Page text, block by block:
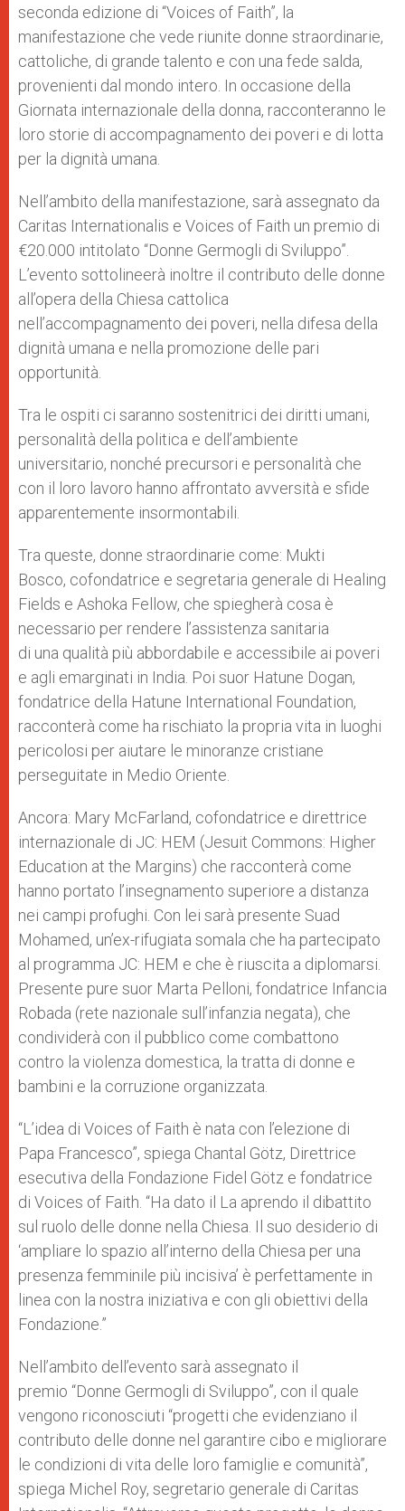
seconda edizione di “Voices of Faith”, la
manifestazione che vede riunite donne straordinarie,
cattoliche, di grande talento e con una fede salda,
provenienti dal mondo intero. In occasione della
Giornata internazionale della donna, racconteranno le
loro storie di accompagnamento dei poveri e di lotta
per la dignità umana.
Nell’ambito della manifestazione, sarà assegnato da
Caritas Internationalis e Voices of Faith un premio di
€20.000 intitolato “Donne Germogli di Sviluppo”.
L’evento sottolineerà inoltre il contributo delle donne
all’opera della Chiesa cattolica
nell’accompagnamento dei poveri, nella difesa della
dignità umana e nella promozione delle pari
opportunità.
Tra le ospiti ci saranno sostenitrici dei diritti umani,
personalità della politica e dell’ambiente
universitario, nonché precursori e personalità che
con il loro lavoro hanno affrontato avversità e sfide
apparentemente insormontabili.
Tra queste, donne straordinarie come: Mukti
Bosco, cofondatrice e segretaria generale di Healing
Fields e Ashoka Fellow, che spiegherà cosa è
necessario per rendere l’assistenza sanitaria
di una qualità più abbordabile e accessibile ai poveri
e agli emarginati in India. Poi suor Hatune Dogan,
fondatrice della Hatune International Foundation,
racconterà come ha rischiato la propria vita in luoghi
pericolosi per aiutare le minoranze cristiane
perseguitate in Medio Oriente.
Ancora: Mary McFarland, cofondatrice e direttrice
internazionale di JC: HEM (Jesuit Commons: Higher
Education at the Margins) che racconterà come
hanno portato l’insegnamento superiore a distanza
nei campi profughi. Con lei sarà presente Suad
Mohamed, un’ex-rifugiata somala che ha partecipato
al programma JC: HEM e che è riuscita a diplomarsi.
Presente pure suor Marta Pelloni, fondatrice Infancia
Robada (rete nazionale sull’infanzia negata), che
condividerà con il pubblico come combattono
contro la violenza domestica, la tratta di donne e
bambini e la corruzione organizzata.
“L’idea di Voices of Faith è nata con l’elezione di
Papa Francesco”, spiega Chantal Götz, Direttrice
esecutiva della Fondazione Fidel Götz e fondatrice
di Voices of Faith. “Ha dato il La aprendo il dibattito
sul ruolo delle donne nella Chiesa. Il suo desiderio di
‘ampliare lo spazio all’interno della Chiesa per una
presenza femminile più incisiva’ è perfettamente in
linea con la nostra iniziativa e con gli obiettivi della
Fondazione.”
Nell’ambito dell’evento sarà assegnato il
premio “Donne Germogli di Sviluppo”, con il quale
vengono riconosciuti “progetti che evidenziano il
contributo delle donne nel garantire cibo e migliorare
le condizioni di vita delle loro famiglie e comunità”,
spiega Michel Roy, segretario generale di Caritas